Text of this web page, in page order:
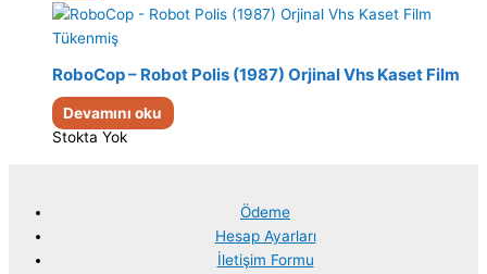
Tükenmiş
RoboCop – Robot Polis (1987) Orjinal Vhs Kaset Film
Devamını oku
Stokta Yok
Ödeme
Hesap Ayarları
İletişim Formu